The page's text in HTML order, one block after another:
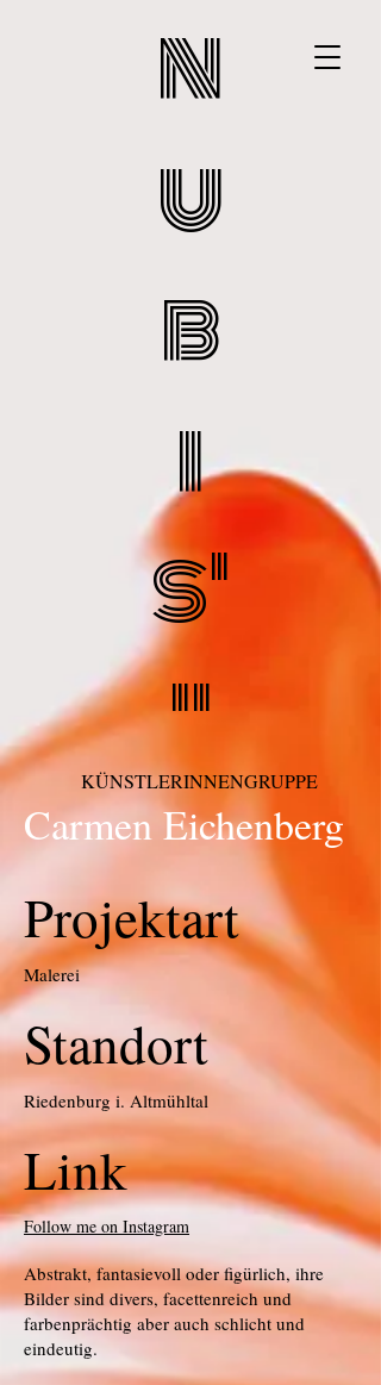
n
u
b
i
s'
''
KÜNSTLERINNENGRUPPE
Carmen Eichenberg
Projektart
Malerei
Standort
Riedenburg i. Altmühltal
Link
Follow me on Instagram
Abstrakt, fantasievoll oder figürlich, ihre
Bilder sind divers, facettenreich und
farbenprächtig aber auch schlicht und
eindeutig.